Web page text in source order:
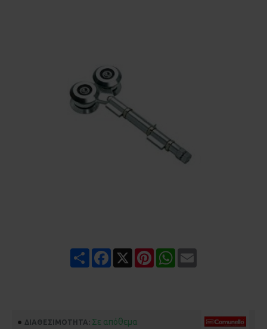
Share Facebook PinterestWhatsApp
ΔΙΑΘΕΣΙΜΌΤΗΤΑ: Σε απόθεμα